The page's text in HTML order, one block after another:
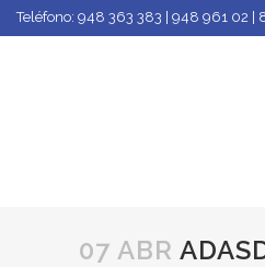
Teléfono: 948 363 383 | 948 961 02 |
07 ABR